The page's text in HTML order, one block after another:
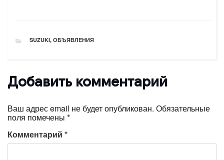
РУБРИКИ
SUZUKI, ОБЪЯВЛЕНИЯ
Добавить комментарий
Ваш адрес email не будет опубликован. Обязательные
поля помечены *
Комментарий *